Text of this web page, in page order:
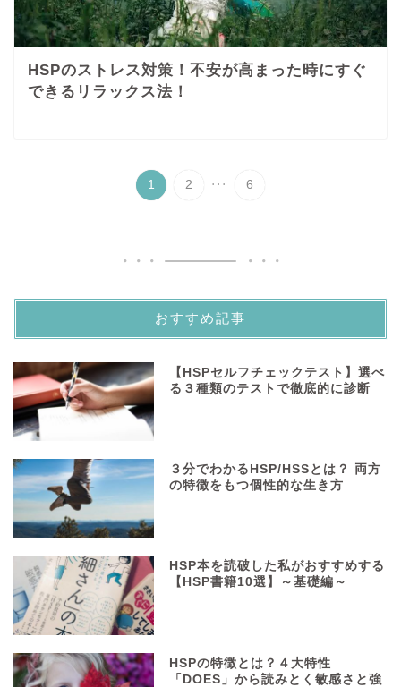
HSPのストレス対策！不安が高まった時にすぐ
できるリラックス法！
1 2 ... 6
おすすめ記事
【HSPセルフチェックテスト】選べ
る３種類のテストで徹底的に診断
３分でわかるHSP/HSSとは？ 両方
の特徴をもつ個性的な生き方
HSP本を読破した私がおすすめする
【HSP書籍10選】～基礎編～
HSPの特徴とは？４大特性
「DOES」から読みとく敏感さと強